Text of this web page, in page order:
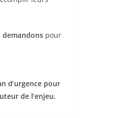
demandons pour
d’urgence pour
de l’enjeu.